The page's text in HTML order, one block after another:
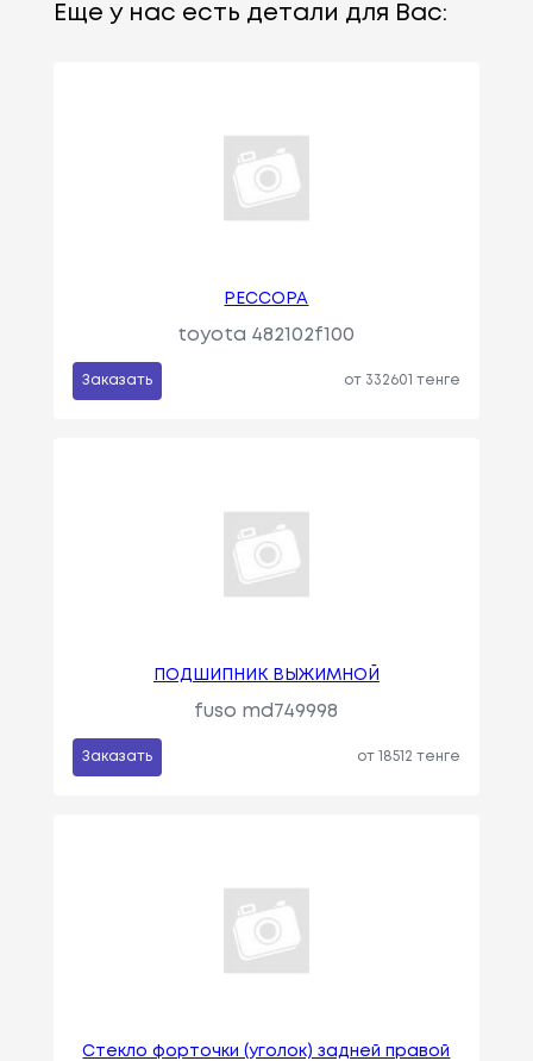
Еще у нас есть детали для Вас:
РЕССОРА
toyota 482102f100
Заказать от 332601 тенге
ПОДШИПНИК ВЫЖИМНОЙ
fuso md749998
Заказать от 18512 тенге
Стекло форточки (уголок) задней правой